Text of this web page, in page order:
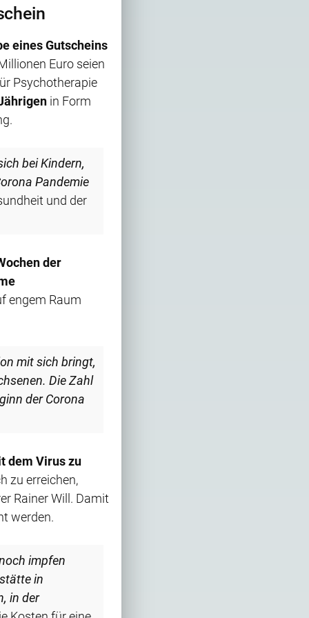
eines Gutscheins
Euro seien
Psychotherapie
in Form
bei Kindern,
Pandemie
und der
der
engem Raum
mit sich bringt,
Die Zahl
der Corona
dem Virus zu
zu erreichen,
Rainer Will. Damit
werden.
impfen
in
in der